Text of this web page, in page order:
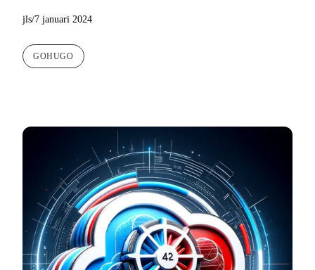
jls/7 januari 2024
GOHUGO